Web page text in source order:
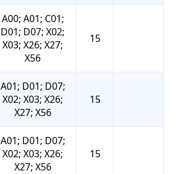
A00; A01; C01;
D01; D07; X02;
X03; X26; X27;
X56
15
A01; D01; D07;
X02; X03; X26;
X27; X56
15
A01; D01; D07;
X02; X03; X26;
X27; X56
15